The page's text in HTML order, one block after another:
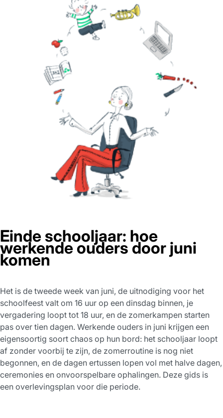
Einde schooljaar: hoe
werkende ouders door juni
komen
Het is de tweede week van juni, de uitnodiging voor het
schoolfeest valt om 16 uur op een dinsdag binnen, je
vergadering loopt tot 18 uur, en de zomerkampen starten
pas over tien dagen. Werkende ouders in juni krijgen een
eigensoortig soort chaos op hun bord: het schooljaar loopt
af zonder voorbij te zijn, de zomerroutine is nog niet
begonnen, en de dagen ertussen lopen vol met halve dagen,
ceremonies en onvoorspelbare ophalingen. Deze gids is
een overlevingsplan voor die periode.